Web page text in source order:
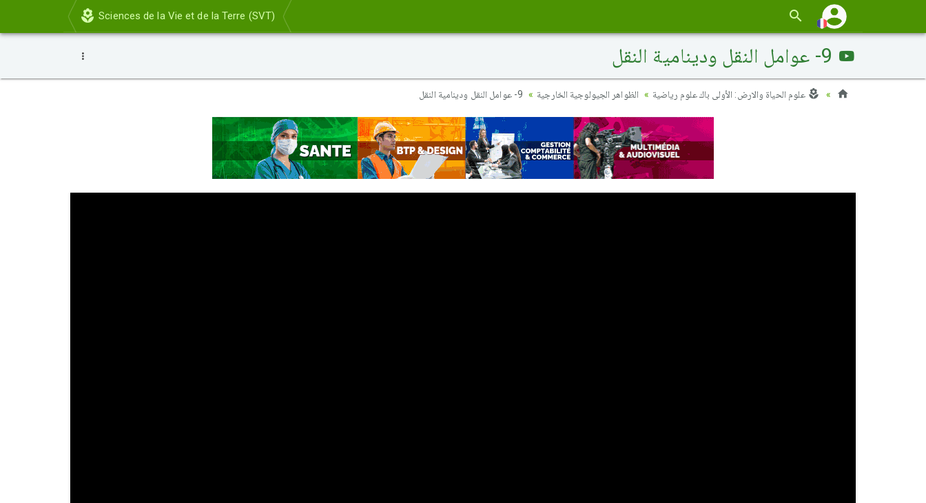
Sciences de la Vie et de la Terre (SVT)
علوم الحياة والارض: الأولى باك علوم رياضية الظواهر الجيولوجية الخارجية 9- عوامل النقل ودينامية النقل